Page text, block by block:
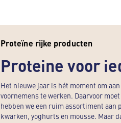
Proteïne rijke producten
Proteine voor
Het nieuwe jaar is hét moment om
voornemens te werken. Daarvoor
hebben we een ruim assortiment
kwarken, yoghurts en mousse. Maar